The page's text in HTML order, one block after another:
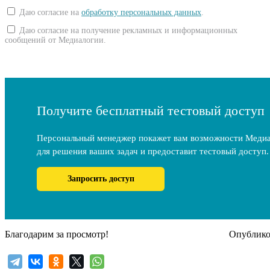
Даю согласие на обработку персональных данных
Даю согласие на получение рекламных и информационных
сообщений от Медиалогии.
Получите бесплатный тестовый доступ
Персональный менеджер покажет вам возможности
для решения ваших задач и предоставит тестовый доступ.
Запросить доступ
Благодарим за просмотр!